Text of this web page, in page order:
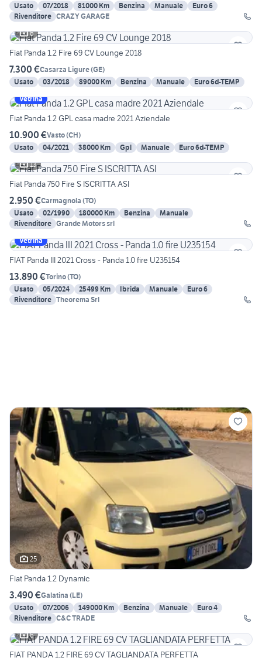
Usato
07/2018 81000 Km Benzina Manuale
Euro 6
Rivenditore CRAZY GARAGE
6
Fiat Panda 1.2 Fire 69 CV Lounge 2018
7.300 €Casarza Ligure(GE)
Usato
03/2018 89000 Km Benzina Manuale
Euro 6d-TEMP
Vetrina
Fiat Panda 1.2 GPL casa madre 2021 Aziendale
10.900 €Vasto(CH)
Usato
04/2021 38000 Km Gpl Manuale
Euro 6d-TEMP
13
Fiat Panda 750 Fire S ISCRITTA ASI
2.950 €Carmagnola (TO)
Usato
02/1990 180000 Km Benzina
Manuale
Rivenditore Grande Motors srl
Vetrina
FIAT Panda III 2021 Cross - Panda 1.0 fire U235154
13.890 €Torino(TO)
Usato
05/2024 25499 Km Ibrida Manuale
Euro 6
Rivenditore Theorema Srl
25
Fiat Panda 1.2 Dynamic
3.490 €Galatina (LE)
Usato
07/2006 149000 Km Benzina Manuale
Euro 4
Rivenditore C&C TRADE
6
FIAT PANDA 1.2 FIRE 69 CV TAGLIANDATA PERFETTA